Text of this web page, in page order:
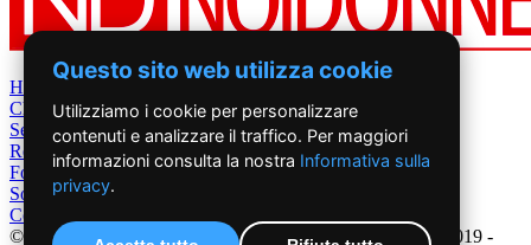
Home
Chi Siamo
Settimanale
Rete News
Foto&Video
Sostienici
Contatti
©2019 - NoiDonne - Iscrizione ROC n.33421 del 23 /09/ 2019 -
Questo sito web utilizza cookie
Utilizziamo i cookie per personalizzare
contenuti e analizzare il traffico. Per maggiori
informazioni consulta la nostra Informativa sulla
privacy.